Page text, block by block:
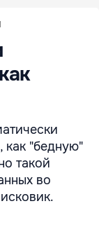
как "бедную"
такой
во